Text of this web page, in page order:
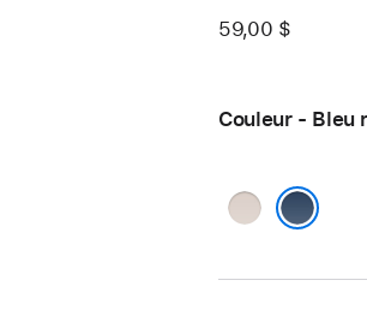
59,00 $
Couleur - Bleu
Craie